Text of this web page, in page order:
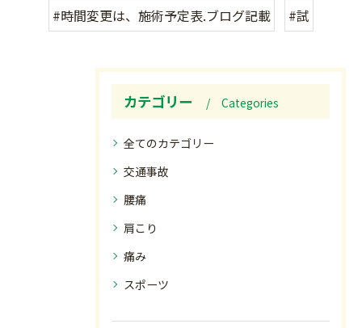
#時間変更は、施術予定表.ブログ記載
#試
カテゴリー Categories
全てのカテゴリー
交通事故
腰痛
肩こり
痛み
スポーツ